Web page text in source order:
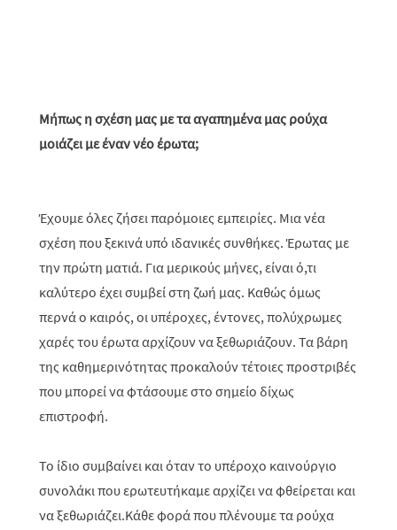
Μήπως η σχέση μας με τα αγαπημένα μας ρούχα
μοιάζει με έναν νέο έρωτα;
Έχουμε όλες ζήσει παρόμοιες εμπειρίες. Μια νέα
σχέση που ξεκινά υπό ιδανικές συνθήκες. Έρωτας με
την πρώτη ματιά. Για μερικούς μήνες, είναι ό,τι
καλύτερο έχει συμβεί στη ζωή μας. Καθώς όμως
περνά ο καιρός, οι υπέροχες, έντονες, πολύχρωμες
χαρές του έρωτα αρχίζουν να ξεθωριάζουν. Τα βάρη
της καθημερινότητας προκαλούν τέτοιες προστριβές
που μπορεί να φτάσουμε στο σημείο δίχως
επιστροφή.
Το ίδιο συμβαίνει και όταν το υπέροχο καινούργιο
συνολάκι που ερωτευτήκαμε αρχίζει να φθείρεται και
να ξεθωριάζει.Κάθε φορά που πλένουμε τα ρούχα